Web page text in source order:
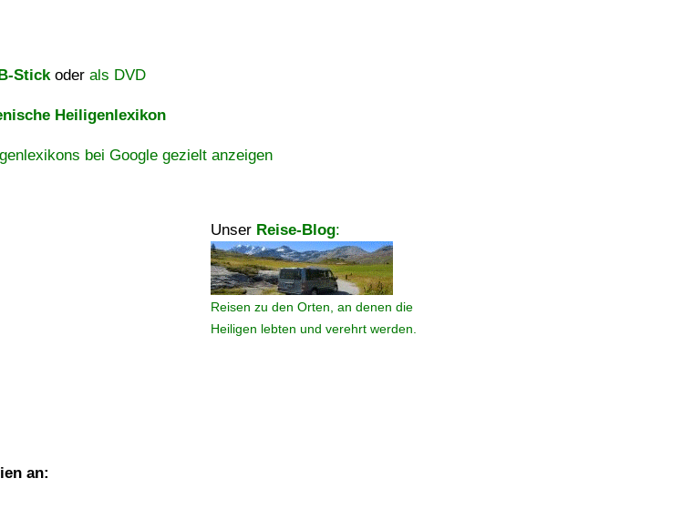
Stickoder als DVD
Heiligenlexikon
bei Google gezielt anzeigen
Unser Reise-Blog:
Reisen zu den Orten, an denen die
Heiligen lebten und verehrt werden.
an: